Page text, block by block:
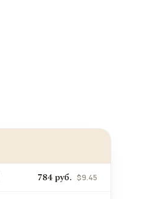
784 руб. $9.45